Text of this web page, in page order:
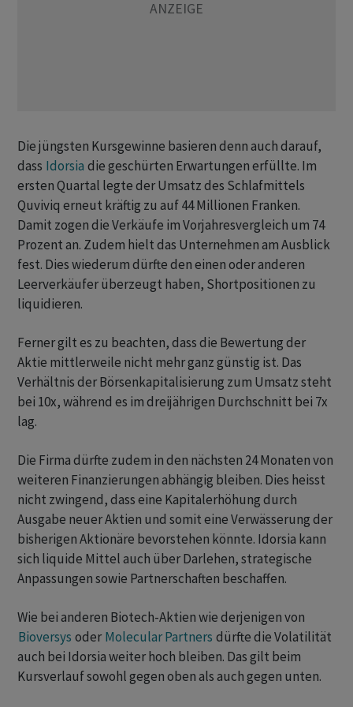
Die jüngsten Kursgewinne basieren denn auch darauf,
dass Idorsia die geschürten Erwartungen erfüllte. Im
ersten Quartal legte der Umsatz des Schlafmittels
Quviviq erneut kräftig zu auf 44 Millionen Franken.
Damit zogen die Verkäufe im Vorjahresvergleich um 74
Prozent an. Zudem hielt das Unternehmen am Ausblick
fest. Dies wiederum dürfte den einen oder anderen
Leerverkäufer überzeugt haben, Shortpositionen zu
liquidieren.
Ferner gilt es zu beachten, dass die Bewertung der
Aktie mittlerweile nicht mehr ganz günstig ist. Das
Verhältnis der Börsenkapitalisierung zum Umsatz steht
bei 10x, während es im dreijährigen Durchschnitt bei 7x
lag.
Die Firma dürfte zudem in den nächsten 24 Monaten von
weiteren Finanzierungen abhängig bleiben. Dies heisst
nicht zwingend, dass eine Kapitalerhöhung durch
Ausgabe neuer Aktien und somit eine Verwässerung der
bisherigen Aktionäre bevorstehen könnte. Idorsia kann
sich liquide Mittel auch über Darlehen, strategische
Anpassungen sowie Partnerschaften beschaffen.
Wie bei anderen Biotech-Aktien wie derjenigen von
Bioversys oder Molecular Partners dürfte die Volatilität
auch bei Idorsia weiter hoch bleiben. Das gilt beim
Kursverlauf sowohl gegen oben als auch gegen unten.